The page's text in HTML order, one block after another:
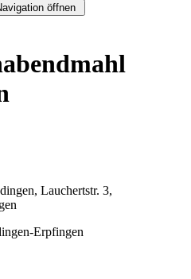
öffnen
Lauchertstr. 3,
Erpfingen